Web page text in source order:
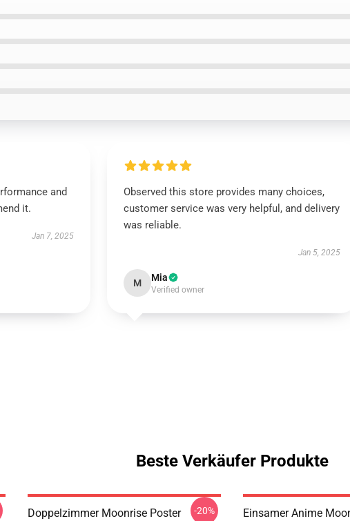
and
it.
Jan 7, 2025
Observed this store provides many choices,
customer service was very helpful, and delivery
was reliable.
Jan 5, 2025
M Mia
Verified owner
Beste Verkäufer Produkte
Doppelzimmer Moonrise Poster -20% Einsamer Anime